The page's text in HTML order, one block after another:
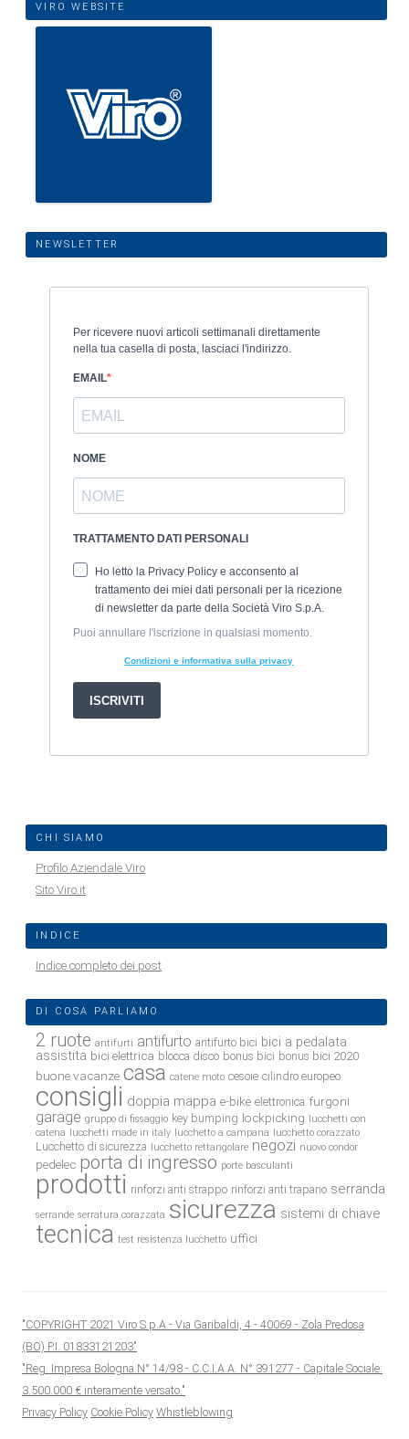
VIRO WEBSITE
NEWSLETTER
CHI SIAMO
Profilo Aziendale Viro
Sito Viro.it
INDICE
Indice completo dei post
DI COSA PARLIAMO
2 ruote antifurti antifurto antifurto bici bici a pedalata
assistita bici elettrica blocca disco bonus bici bonus bici 2020
buone vacanze casa catene moto cesoie cilindro europeo
consigli doppia mappa e-bike elettronica furgoni
garage gruppo di fissaggio key bumping lockpicking lucchetti con
catena lucchetti made in italy lucchetto a campana lucchetto corazzato
Lucchetto di sicurezza lucchetto rettangolare negozi nuovo condor
pedelec porta di ingresso porte basculanti
prodotti rinforzi anti strappo rinforzi anti trapano serranda
serrande serratura corazzata sicurezza sistemi di chiave
tecnica test resistenza lucchetto uffici
"COPYRIGHT 2021 Viro S.p.A.- Via Garibaldi, 4 - 40069 - Zola Predosa
(BO) P.I. 01833121203"
"Reg. Impresa Bologna N° 14/98 - C.C.I.A.A. N° 391277 - Capitale Sociale:
3.500.000 € interamente versato."
Privacy Policy Cookie Policy Whistleblowing